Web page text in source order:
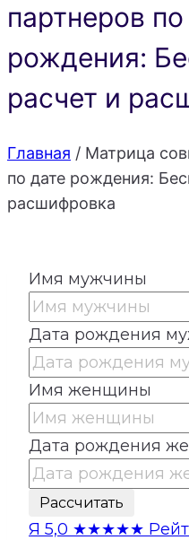
партнеров
рождения:
расчет и
Главная / Матрица
по дате рождения:
расшифровка
Имя мужчины
Дата рождения
Имя женщины
Дата рождения
Рассчитать
Я 5,0 ★★★★★